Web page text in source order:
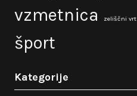
vzmetnica zeliščni vrt
šport
Kategorije